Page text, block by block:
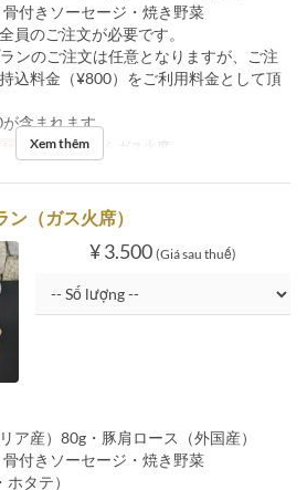
付きソーセージ・焼き野菜
員のご注文が必要です。
ンのご注文は任意となりますが、ご注
込料金（¥800）をご利用料金として頂
含まれます。
Loại Ghế 手ぶらガス火席
Xem thêm
（ガス火席）
¥ 3.500 (Giá sau thuế)
ア産）80g・豚肩ロース（外国産）
付きソーセージ・焼き野菜
タテ）